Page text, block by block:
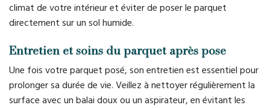
climat de votre intérieur et éviter de poser le parquet
directement sur un sol humide.
Entretien et soins du parquet après pose
Une fois votre parquet posé, son entretien est essentiel pour
prolonger sa durée de vie. Veillez à nettoyer régulièrement la
surface avec un balai doux ou un aspirateur, en évitant les